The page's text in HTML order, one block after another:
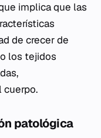
implica que las
de crecer de
los tejidos
cuerpo.
patológica